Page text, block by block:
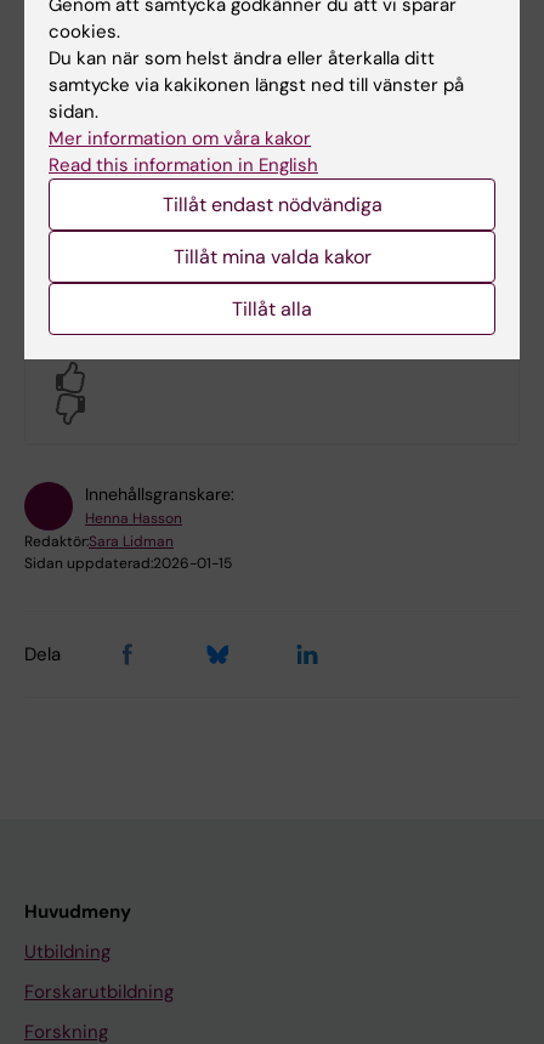
spetspatienter. Det ser jag mycket fram emot!
Meeting the Burden of Self-management:
Qualitative Study Investigating the
Empowering Behaviors of Patients and
Informal Caregivers.
Scott Duncan T, Engström J, Riggare S,
Hägglund M, Koch S
J Particip Med 2022 Nov;14(1):e39174
Hade du nytta av informationen på denna sida?
Innehållsgranskare:
Henna Hasson
Redaktör:Sara Lidman
Sidan uppdaterad:2026-01-15
Dela
Huvudmeny
Utbildning
Forskarutbildning
Forskning
Genom att samtycka godkänner du att vi sparar
cookies.
Du kan när som helst ändra eller återkalla ditt
samtycke via kakikonen längst ned till vänster på
sidan.
Mer information om våra kakor
Read this information in English
Tillåt endast nödvändiga
Tillåt mina valda kakor
Tillåt alla